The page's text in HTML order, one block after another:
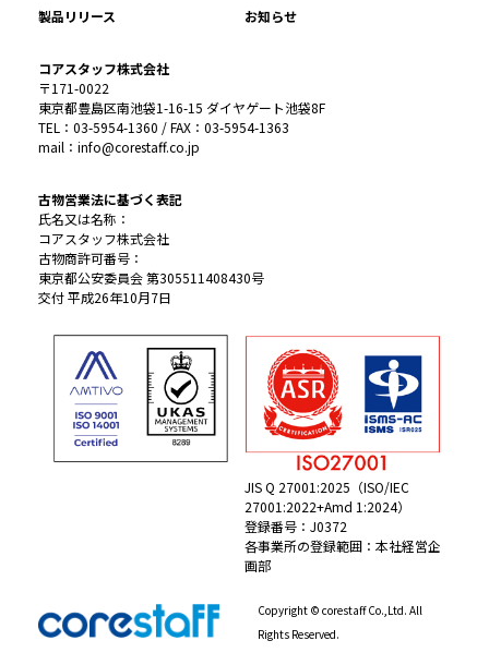
製品リリース
お知らせ
コアスタッフ株式会社
〒171-0022
東京都豊島区南池袋1-16-15 ダイヤゲート池袋8F
TEL：03-5954-1360 / FAX：03-5954-1363
mail：info@corestaff.co.jp
古物営業法に基づく表記
氏名又は名称：
コアスタッフ株式会社
古物商許可番号：
東京都公安委員会 第305511408430号
交付 平成26年10月7日
JIS Q 27001:2025（ISO/IEC
27001:2022+Amd 1:2024）
登録番号：J0372
各事業所の登録範囲：本社経営企
画部
Copyright © corestaff Co.,Ltd. All
Rights Reserved.